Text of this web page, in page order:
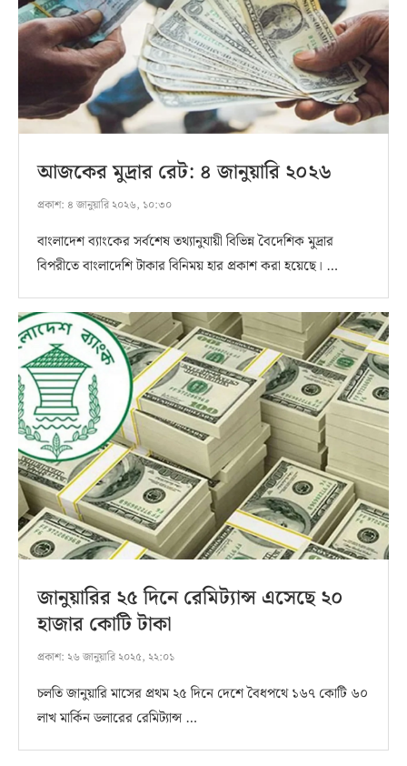
আজকের মুদ্রার রেট: ৪ জানুয়ারি ২০২৬
প্রকাশ: ৪ জানুয়ারি ২০২৬, ১০:৩০
বাংলাদেশ ব্যাংকের সর্বশেষ তথ্যানুযায়ী বিভিন্ন বৈদেশিক মুদ্রার
বিপরীতে বাংলাদেশি টাকার বিনিময় হার প্রকাশ করা হয়েছে। …
জানুয়ারির ২৫ দিনে রেমিট্যান্স এসেছে ২০
হাজার কোটি টাকা
প্রকাশ: ২৬ জানুয়ারি ২০২৫, ২২:০১
চলতি জানুয়ারি মাসের প্রথম ২৫ দিনে দেশে বৈধপথে ১৬৭ কোটি ৬০
লাখ মার্কিন ডলারের রেমিট্যান্স …